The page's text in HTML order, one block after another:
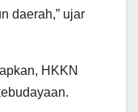
daerah,” ujar
HKKN